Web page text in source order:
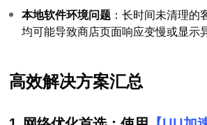
本地软件环境问题 ：长时间未清理的
均可能导致商店页面响应变慢或显示
高效解决方案汇总